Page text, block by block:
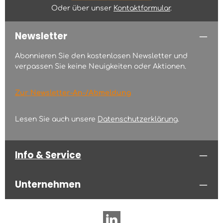
Oder über unser Kontaktformular.
Newsletter
Abonnieren Sie den kostenlosen Newsletter und
verpassen Sie keine Neuigkeiten oder Aktionen.
Zur Newsletter-An-/Abmeldung
Lesen Sie auch unsere Datenschutzerklärung.
Info & Service
Unternehmen